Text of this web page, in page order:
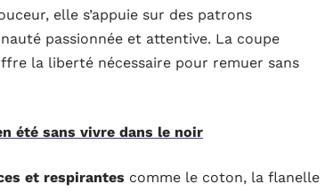
elle s’appuie sur des patrons
passionnée et attentive. La coupe
la liberté nécessaire pour remuer sans
été sans vivre dans le noir
et respirantes comme le coton, la flanelle